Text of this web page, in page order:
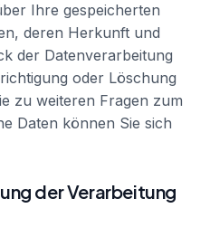
Ihre gespeicherten
deren Herkunft und
der Datenverarbeitung
oder Löschung
zu weiteren Fragen zum
Daten können Sie sich
der Verarbeitung